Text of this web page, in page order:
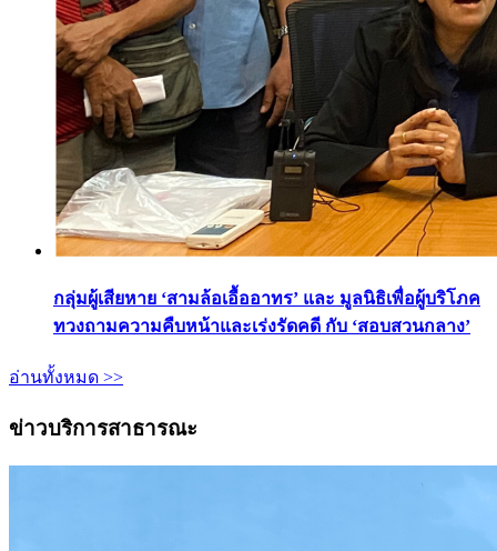
กลุ่มผู้เสียหาย ‘สามล้อเอื้ออาทร’ และ มูลนิธิเพื่อผู้บริโภค
ทวงถามความคืบหน้าและเร่งรัดคดี กับ ‘สอบสวนกลาง’
อ่านทั้งหมด >>
ข่าวบริการสาธารณะ